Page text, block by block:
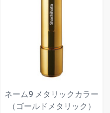
ネーム9 メタリックカラー
（ゴールドメタリック）